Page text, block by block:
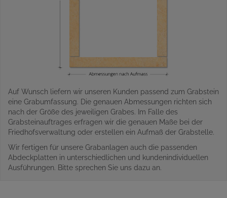
Auf Wunsch liefern wir unseren Kunden passend zum Grabstein
eine Grabumfassung. Die genauen Abmessungen richten sich
nach der Größe des jeweiligen Grabes. Im Falle des
Grabsteinauftrages erfragen wir die genauen Maße bei der
Friedhofsverwaltung oder erstellen ein Aufmaß der Grabstelle.
Wir fertigen für unsere Grabanlagen auch die passenden
Abdeckplatten in unterschiedlichen und kundenindividuellen
Ausführungen. Bitte sprechen Sie uns dazu an.